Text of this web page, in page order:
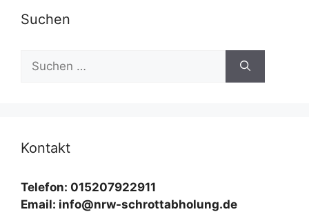
Suchen
nach:
Kontakt
Telefon: 015207922911
Email: info@nrw-schrottabholung.de